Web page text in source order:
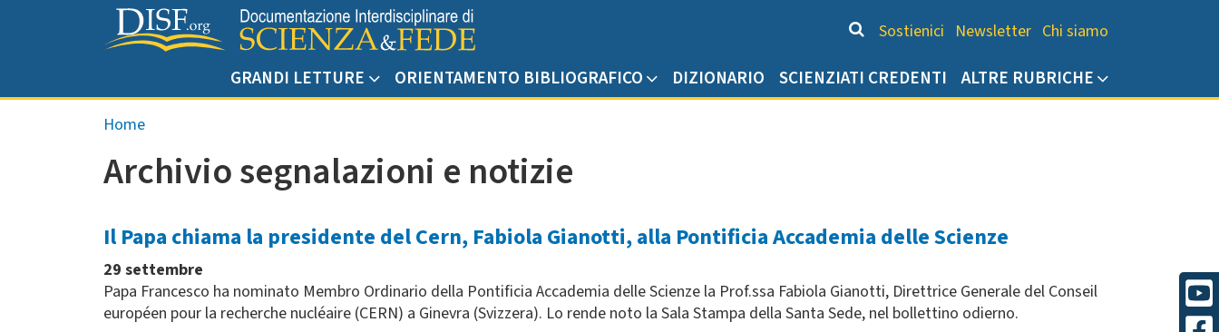
Salta al contenuto principale
Chi siamo
Sostienici Newsletter Chi siamo
GRANDI LETTURE ORIENTAMENTO BIBLIOGRAFICO DIZIONARIO SCIENZIATI CREDENTI ALTRE RUBRICHE
Briciole di pane
Home
Archivio segnalazioni e notizie
Il Papa chiama la presidente del Cern, Fabiola Gianotti, alla Pontificia Accademia delle Scienze
29 settembre
Papa Francesco ha nominato Membro Ordinario della Pontificia Accademia delle Scienze la Prof.ssa Fabiola Gianotti, Direttrice Generale del Conseil
européen pour la recherche nucléaire (CERN) a Ginevra (Svizzera). Lo rende noto la Sala Stampa della Santa Sede, nel bollettino odierno.